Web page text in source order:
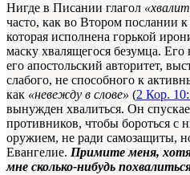
Нигде в Писании глагол
часто, как во Втором послании
которая исполнена горькой
маску хвалящегося безумца.
его апостольский авторитет,
слабого, не способного к
как «невежду в слове» (2 Кор.
вынужден хвалиться. Он
противников, чтобы бороться с
оружием, не ради самозащиты,
Евангелие. Примите меня,
мне сколько-нибудь